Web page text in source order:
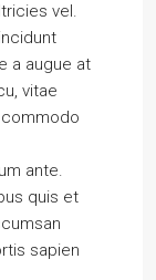
vel.
a augue at
vitae
ante.
quis et
sapien